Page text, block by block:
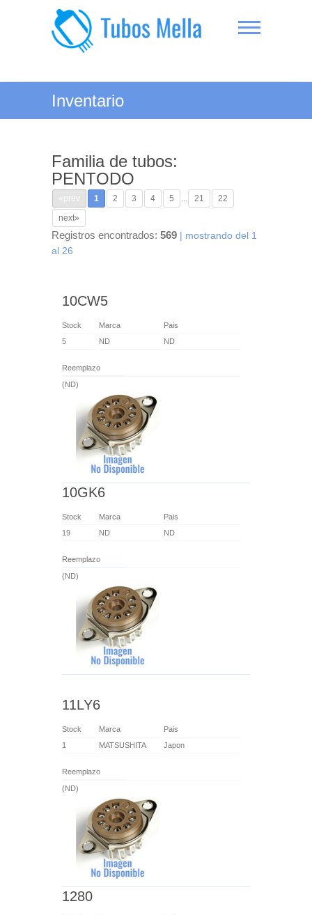
Tubos Mella
Inventario
Familia de tubos:
PENTODO
«prev 1 2 3 4 5 21
22
next»
Registros encontrados: 569 | mostrando del 1
al 26
10CW5
Stock Marca
Pais
5
ND ND
Reemplazo
(ND)
10GK6
Stock Marca
Pais
19
ND ND
Reemplazo
(ND)
11LY6
Stock Marca
Pais
1
MATSUSHITA Japon
Reemplazo
(ND)
1280